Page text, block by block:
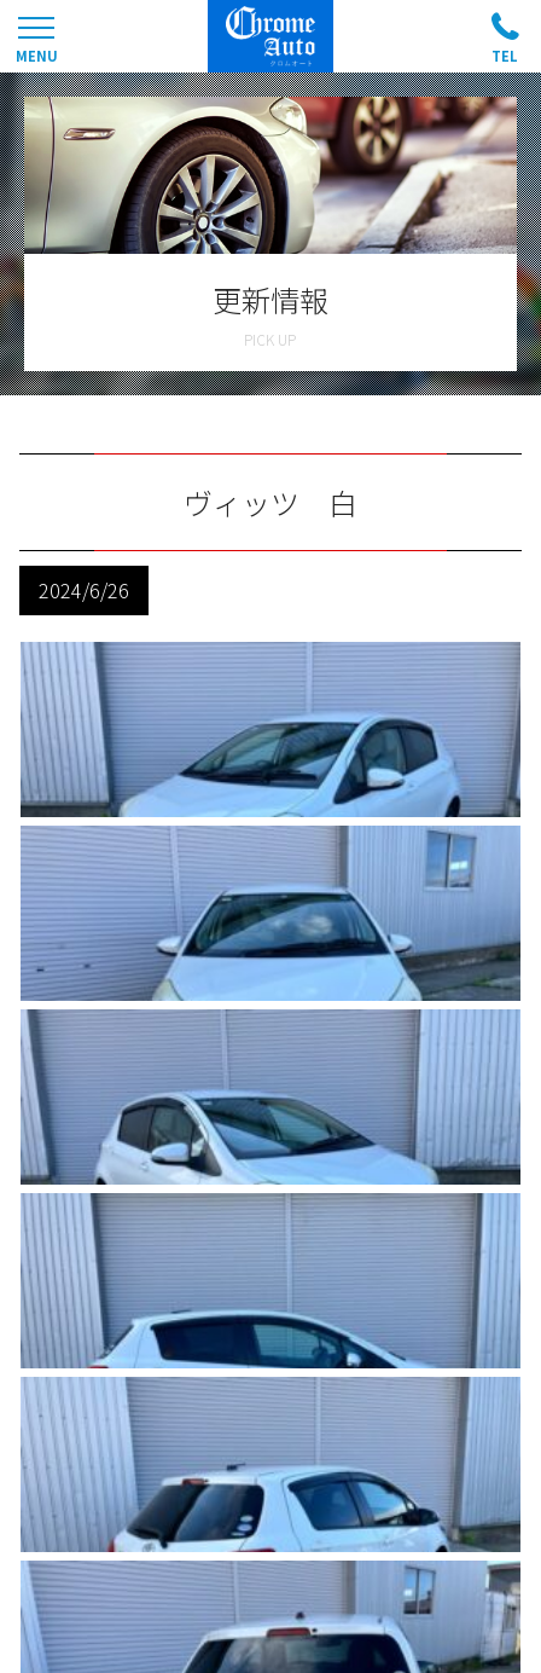
更新情報
ヴィッツ 白
2024/6/26